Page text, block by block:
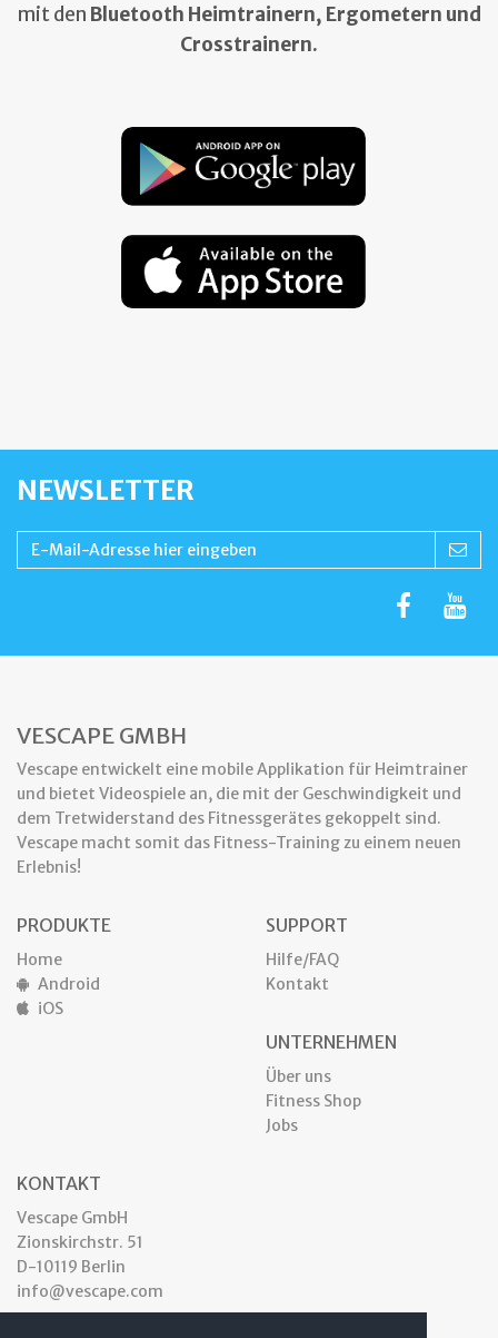
mit den Bluetooth Heimtrainern, Ergometern und
Crosstrainern.
NEWSLETTER
VESCAPE GMBH
Vescape entwickelt eine mobile Applikation für Heimtrainer
und bietet Videospiele an, die mit der Geschwindigkeit und
dem Tretwiderstand des Fitnessgerätes gekoppelt sind.
Vescape macht somit das Fitness-Training zu einem neuen
Erlebnis!
PRODUKTE
Home
Android
iOS
SUPPORT
Hilfe/FAQ
Kontakt
UNTERNEHMEN
Über uns
Fitness Shop
Jobs
KONTAKT
Vescape GmbH
Zionskirchstr. 51
D-10119 Berlin
info@vescape.com